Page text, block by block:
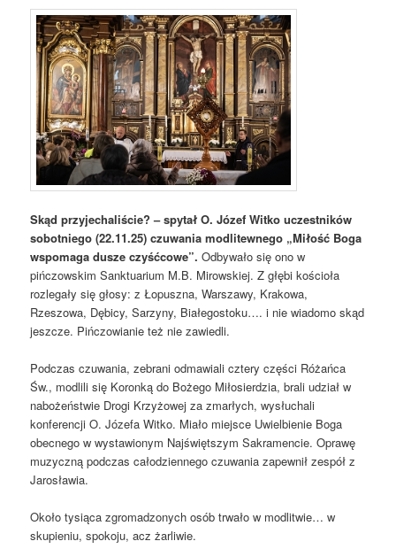
Skąd przyjechaliście? – spytał O. Józef Witko uczestników
sobotniego (22.11.25) czuwania modlitewnego „Miłość Boga
wspomaga dusze czyśćcowe”. Odbywało się ono w
pińczowskim Sanktuarium M.B. Mirowskiej. Z głębi kościoła
rozlegały się głosy: z Łopuszna, Warszawy, Krakowa,
Rzeszowa, Dębicy, Sarzyny, Białegostoku…. i nie wiadomo skąd
jeszcze. Pińczowianie też nie zawiedli.
Podczas czuwania, zebrani odmawiali cztery części Różańca
Św., modlili się Koronką do Bożego Miłosierdzia, brali udział w
nabożeństwie Drogi Krzyżowej za zmarłych, wysłuchali
konferencji O. Józefa Witko. Miało miejsce Uwielbienie Boga
obecnego w wystawionym Najświętszym Sakramencie. Oprawę
muzyczną podczas całodziennego czuwania zapewnił zespół z
Jarosławia.
Około tysiąca zgromadzonych osób trwało w modlitwie… w
skupieniu, spokoju, acz żarliwie.